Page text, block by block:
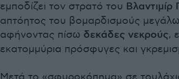
εμποδίζει τον στρατό του Βλαντιμίρ
απτόητος του βομαρδισμούς
αφήνοντας πίσω δεκάδες νεκρούς,
εκατομμύρια πρόσφυγες και